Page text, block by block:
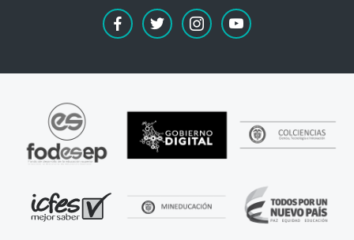
facebooktwitter instagramyoutube